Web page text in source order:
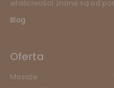
właściwości znane są od
Blog
Oferta
Masaże